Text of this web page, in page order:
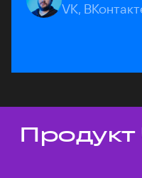
VK,
Темы докладов
Продукт